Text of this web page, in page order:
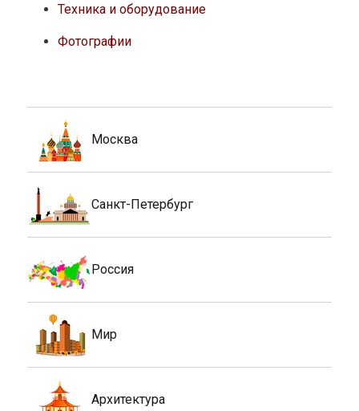
Техника и оборудование
Фотографии
Москва
Санкт-Петербург
Россия
Мир
Архитектура